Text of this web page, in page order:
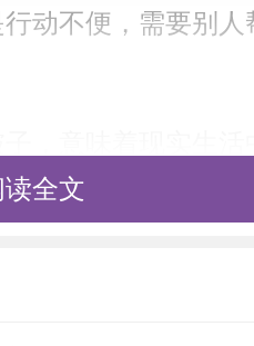
动不便，需要别
无法从困境中解
碍于面子而不好
读全文